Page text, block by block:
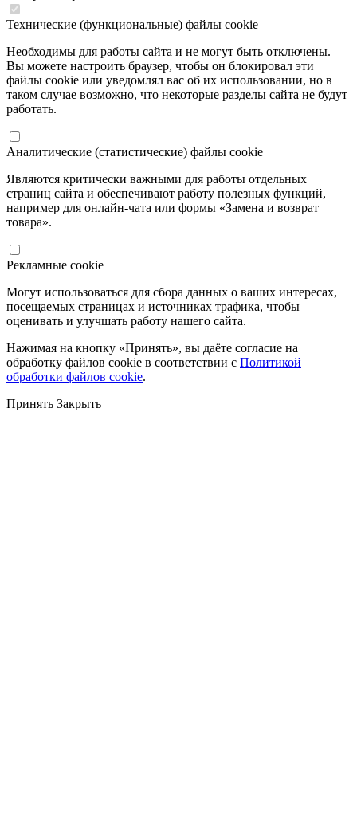
Технические (функциональные) файлы cookie
Необходимы для работы сайта и не могут быть отключены.
Вы можете настроить браузер, чтобы он блокировал эти
файлы cookie или уведомлял вас об их использовании, но в
таком случае возможно, что некоторые разделы сайта не будут
работать.
Аналитические (статистические) файлы cookie
Являются критически важными для работы отдельных
страниц сайта и обеспечивают работу полезных функций,
например для онлайн-чата или формы «Замена и возврат
товара».
Рекламные cookie
Могут использоваться для сбора данных о ваших интересах,
посещаемых страницах и источниках трафика, чтобы
оценивать и улучшать работу нашего сайта.
Нажимая на кнопку «Принять», вы даёте согласие на
обработку файлов cookie в соответствии с Политикой
обработки файлов cookie.
Принять Закрыть